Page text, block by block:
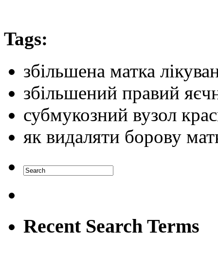
Tags:
збільшена матка
збільшений правий
субмукозний вузол
як видаляти борову
Recent Search Terms